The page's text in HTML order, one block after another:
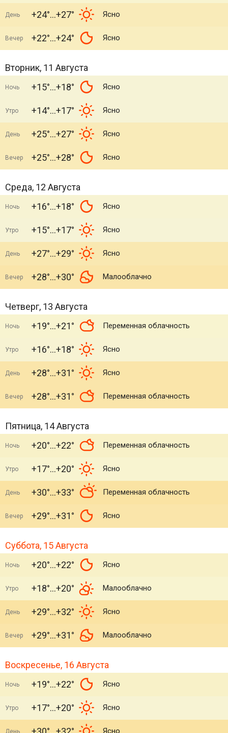
День +24° +27° Ясно
Вечер +22° +24° Ясно
Вторник, 11 Августа
Ночь +15° +18° Ясно
Утро +14° +17° Ясно
День +25° +27° Ясно
Вечер +25° +28° Ясно
Среда, 12 Августа
Ночь +16° +18° Ясно
Утро +15° +17° Ясно
День +27° +29° Ясно
Вечер +28° +30° Малооблачно
Четверг, 13 Августа
Ночь +19° +21° Переменная облачность
Утро +16° +18° Ясно
День +28° +31° Ясно
Вечер +28° +31° Переменная облачность
Пятница, 14 Августа
Ночь +20° +22° Переменная облачность
Утро +17° +20° Ясно
День +30° +33° Переменная облачность
Вечер +29° +31° Ясно
Суббота, 15 Августа
Ночь +20° +22° Ясно
Утро +18° +20° Малооблачно
День +29° +32° Ясно
Вечер +29° +31° Малооблачно
Воскресенье, 16 Августа
Ночь +19° +22° Ясно
Утро +17° +20° Ясно
День Ясно